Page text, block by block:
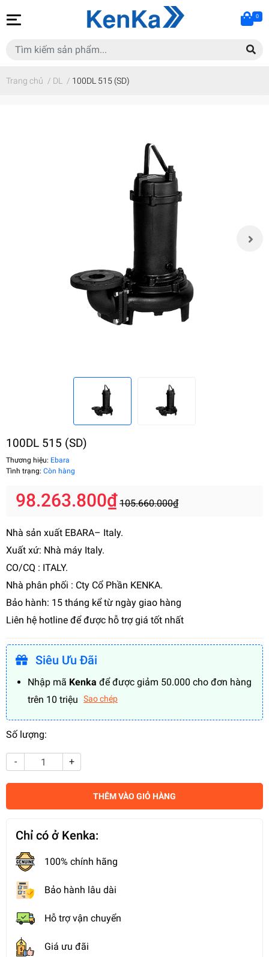
0
Trang chủ / DL / 100DL 515 (SD)
100DL 515 (SD)
Thương hiệu: Ebara
Tình trạng: Còn hàng
98.263.800₫ 105.660.000₫
Nhà sản xuất EBARA– Italy.
Xuất xứ: Nhà máy Italy.
CO/CQ : ITALY.
Nhà phân phối : Cty Cổ Phần KENKA.
Bảo hành: 15 tháng kể từ ngày giao hàng
Liên hệ hotline để được hỗ trợ giá tốt nhất
Siêu Ưu Đãi
Nhập mã Kenka để được giảm 50.000 cho đơn hàng
trên 10 triệu
Sao chép
Số lượng:
- +
THÊM VÀO GIỎ HÀNG
Chỉ có ở Kenka:
100% chính hãng
Bảo hành lâu dài
Hỗ trợ vận chuyển
Giá ưu đãi